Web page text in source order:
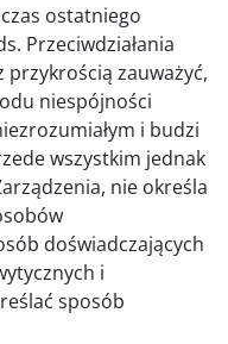
ostatniego
Przeciwdziałania
przykrością zauważyć,
niespójności
i budzi
wszystkim jednak
nie określa
doświadczających
i
sposób